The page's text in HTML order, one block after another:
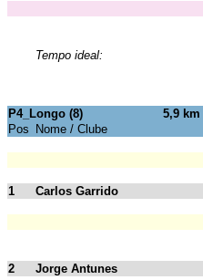
Tempo ideal:
P4_Longo (8)
5,9 km
Pos
Nome / Clube
1 Carlos Garrido
2 Jorge Antunes